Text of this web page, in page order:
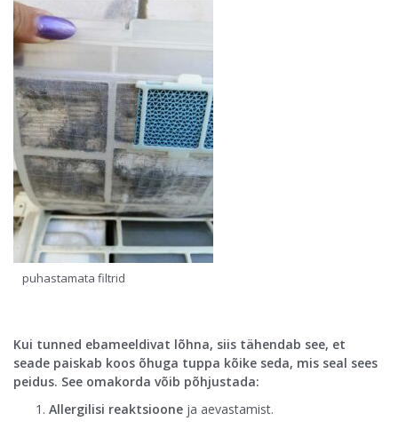
puhastamata filtrid
Kui tunned ebameeldivat lõhna, siis tähendab see, et
seade paiskab koos õhuga tuppa kõike seda, mis seal sees
peidus. See omakorda võib põhjustada:
Allergilisi reaktsioone ja aevastamist.